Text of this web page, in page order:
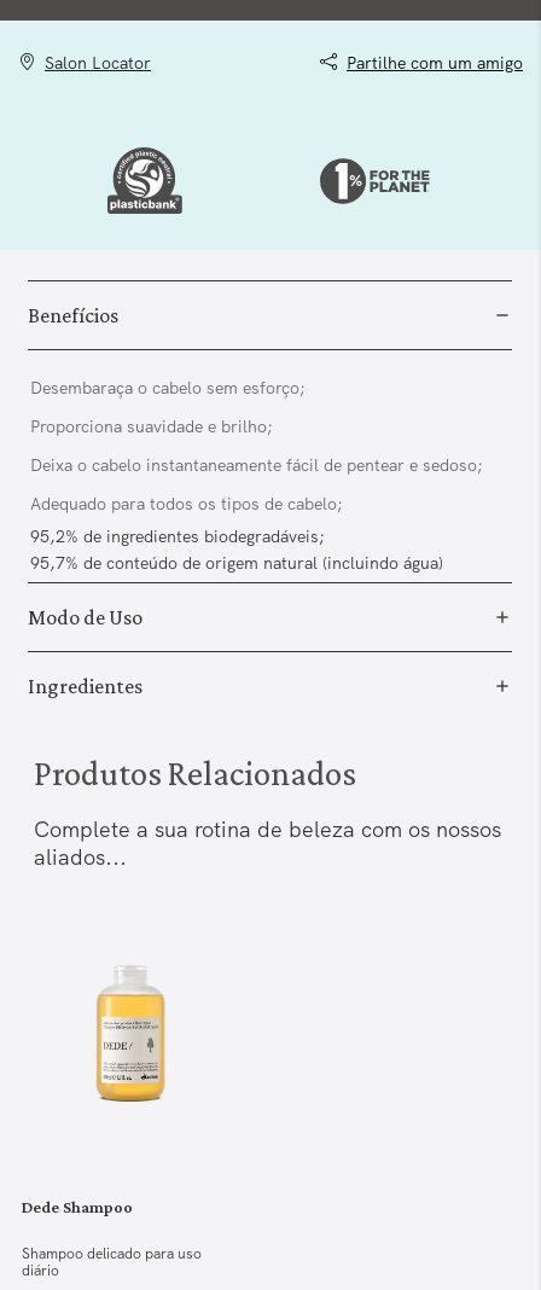
Salon Locator Partilhe com um amigo
Benefícios
Desembaraça o cabelo sem esforço;
Proporciona suavidade e brilho;
Deixa o cabelo instantaneamente fácil de pentear e sedoso;
Adequado para todos os tipos de cabelo;
95,2% de ingredientes biodegradáveis;
95,7% de conteúdo de origem natural (incluindo água)
Modo de Uso
Ingredientes
Produtos Relacionados
Complete a sua rotina de beleza com os nossos
aliados...
Dede Shampoo
Shampoo delicado para uso
diário